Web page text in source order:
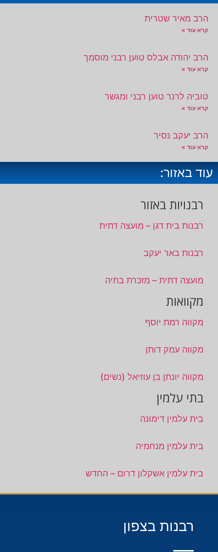
הרב מאיר שטרית
קרא עוד »
הרב יהודה אבלס טוען רבני מוסמך
קרא עוד »
טוביה לרנר טוען רבני ומגשר
קרא עוד »
הרב יעקב נסיר
קרא עוד »
עוד באזור:
רבנויות באזור
רבנות בית דגן – מועצה דתית
רבנות באר יעקב
מועצה דתית – מזכרת בתיה
מקוואות
מקווה רמת יוסף
מקווה עמק דותן
מקווה יונתן בן עוזיאל (נשים)
בתי עלמין
בית עלמין דימונה
בית עלמין מנחמיה
בית עלמין אשקלון דרום – החדש
רבנות בצפון